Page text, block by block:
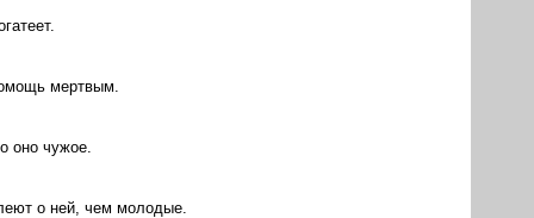
мертвым.
оно чужое.
о ней, чем молодые.